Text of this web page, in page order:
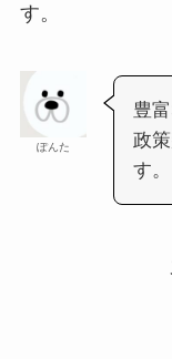
す。
ぽんた
豊
政
す。